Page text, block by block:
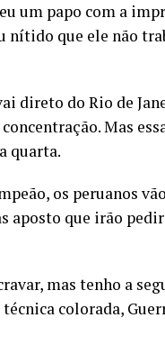
um papo com a
nítido que ele não
direto do Rio de
Mas
quarta.
os peruanos
aposto que irão
mas tenho a
técnica colorada,